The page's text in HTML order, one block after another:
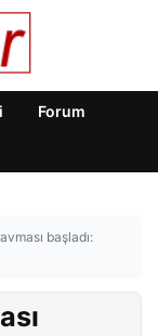
Forum
başladı: